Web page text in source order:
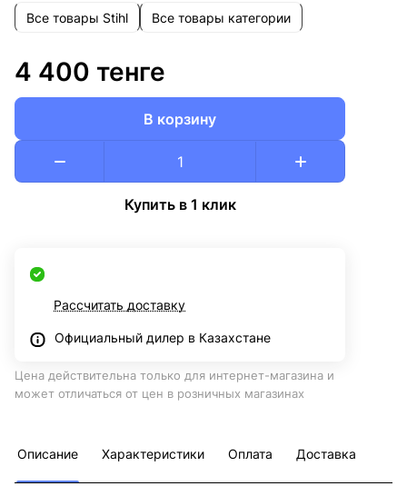
Все товары Stihl Все товары категории
4 400 тенге
В корзину
Купить в 1 клик
Рассчитать доставку
Официальный дилер в Казахстане
Цена действительна только для интернет-магазина и
может отличаться от цен в розничных магазинах
Описание Характеристики Оплата Доставка